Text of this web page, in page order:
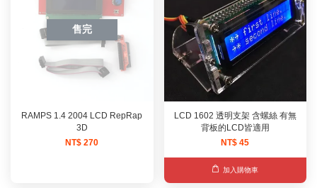
售完
RAMPS 1.4 2004 LCD RepRap
3D
NT$ 270
LCD 1602 透明支架 含螺絲 有無
背板的LCD皆適用
NT$ 45
加入購物車